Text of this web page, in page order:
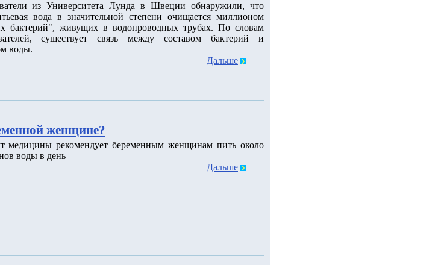
из Университета Лунда в Швеции обнаружили, что
вода в значительной степени очищается миллионом
бактерий", живущих в водопроводных трубах. По словам
существует связь между составом бактерий и
воды.
Дальше
женщине?
медицины рекомендует беременным женщинам пить около
воды в день
Дальше